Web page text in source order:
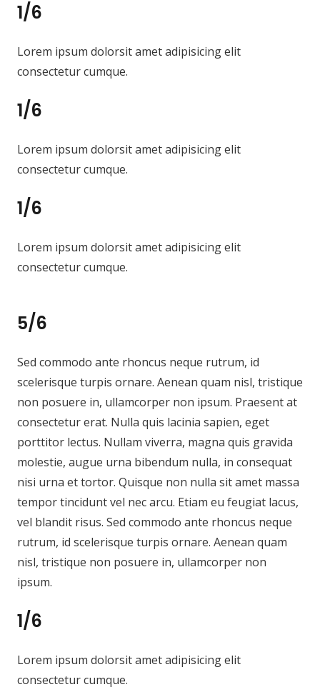
1/6
Lorem ipsum dolorsit amet adipisicing elit
consectetur cumque.
1/6
Lorem ipsum dolorsit amet adipisicing elit
consectetur cumque.
1/6
Lorem ipsum dolorsit amet adipisicing elit
consectetur cumque.
5/6
Sed commodo ante rhoncus neque rutrum, id
scelerisque turpis ornare. Aenean quam nisl, tristique
non posuere in, ullamcorper non ipsum. Praesent at
consectetur erat. Nulla quis lacinia sapien, eget
porttitor lectus. Nullam viverra, magna quis gravida
molestie, augue urna bibendum nulla, in consequat
nisi urna et tortor. Quisque non nulla sit amet massa
tempor tincidunt vel nec arcu. Etiam eu feugiat lacus,
vel blandit risus. Sed commodo ante rhoncus neque
rutrum, id scelerisque turpis ornare. Aenean quam
nisl, tristique non posuere in, ullamcorper non
ipsum.
1/6
Lorem ipsum dolorsit amet adipisicing elit
consectetur cumque.